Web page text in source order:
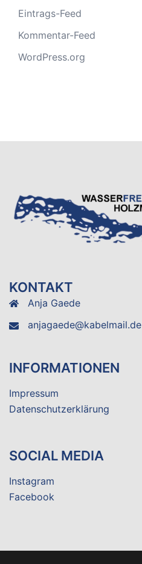
Eintrags-Feed
Kommentar-Feed
WordPress.org
KONTAKT
Anja Gaede
anjagaede@kabelmail.de
INFORMATIONEN
Impressum
Datenschutzerklärung
SOCIAL MEDIA
Instagram
Facebook